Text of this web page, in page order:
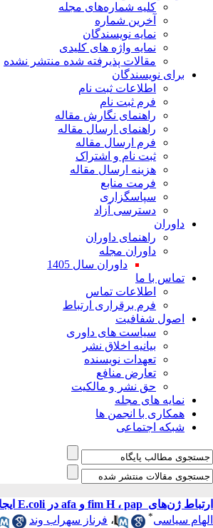
کلیه شماره‌های مجله
آخرین شماره
نمایه نویسندگان
نمایه واژه های کلیدی
مقالات پذیرفته شده منتشر نشده
برای نویسندگان
اطلاعات ثبت نام
فرم ثبت نام
راهنمای نگارش مقاله
راهنمای ارسال مقاله
فرم ارسال مقاله
ثبت نام و اشتراک
هزینه ارسال مقاله
فرمت منابع
سپاسگزاری
دسترسی آزاد
داوران
راهنمای داوران
داوران مجله
داوران سال 1405
تماس با ما
اطلاعات تماس
فرم برقراری ارتباط
اصول شفافیت
سیاست های داوری
بیانیه اخلاق نشر
تعهدات نویسنده
تعارض منافع
حق نشر و مالکیت
نمایه های مجله
همکاری با انجمن ها
شبکه اجتماعی
ارتباط ژن‌های ‌ fim H ، pap و afa در E.coli ایجاد کننده عفونت های ادراری با ناباروری مردان
الهام سیاسی* ، فرناز سهراب وند